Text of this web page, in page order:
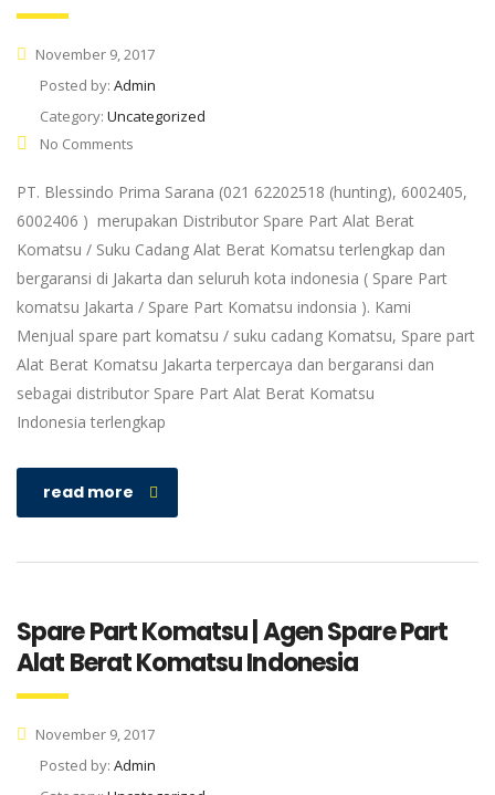
November 9, 2017
Posted by: Admin
Category: Uncategorized
No Comments
PT. Blessindo Prima Sarana (021 62202518 (hunting), 6002405,
6002406 ) merupakan Distributor Spare Part Alat Berat
Komatsu / Suku Cadang Alat Berat Komatsu terlengkap dan
bergaransi di Jakarta dan seluruh kota indonesia ( Spare Part
komatsu Jakarta / Spare Part Komatsu indonsia ). Kami
Menjual spare part komatsu / suku cadang Komatsu, Spare part
Alat Berat Komatsu Jakarta terpercaya dan bergaransi dan
sebagai distributor Spare Part Alat Berat Komatsu
Indonesia terlengkap
read more
Spare Part Komatsu | Agen Spare Part
Alat Berat Komatsu Indonesia
November 9, 2017
Posted by: Admin